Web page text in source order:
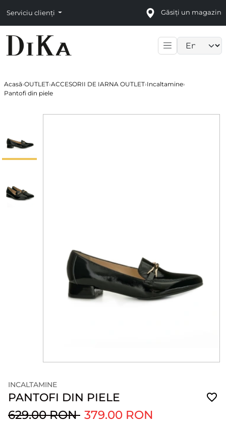
Serviciu clienți Găsiți un magazin
Acasă›OUTLET›ACCESORII DE IARNA OUTLET›Incaltamine›
Pantofi din piele
INCALTAMINE
PANTOFI DIN PIELE
629.00 RON 379.00 RON